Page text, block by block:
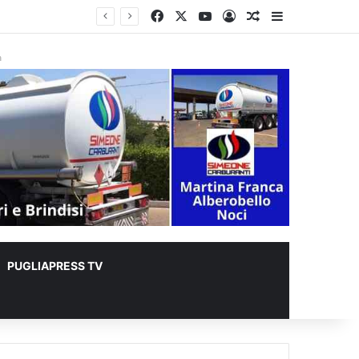
animali FacebookYou TubeAccediUn articolo a
PUGLIAPRESS TV